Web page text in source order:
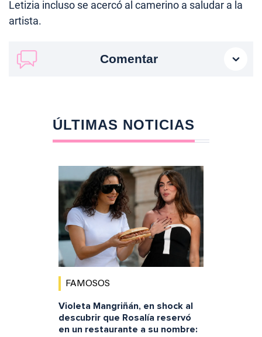
Letizia incluso se acercó al camerino a saludar a la
artista.
Comentar
ÚLTIMAS NOTICIAS
FAMOSOS
Violeta Mangriñán, en shock al
descubrir que Rosalía reservó
en un restaurante a su nombre: